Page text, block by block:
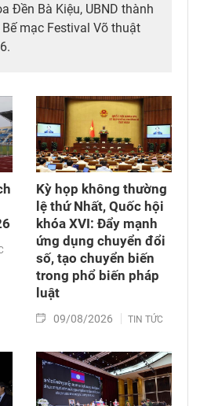
Đền Bà Kiệu, UBND thành
mạc Festival Võ thuật
Kỳ họp không thường
lệ thứ Nhất, Quốc hội
khóa XVI: Đẩy mạnh
ứng dụng chuyển đổi
số, tạo chuyển biến
trong phổ biến pháp
luật
09/08/2026 TIN TỨC